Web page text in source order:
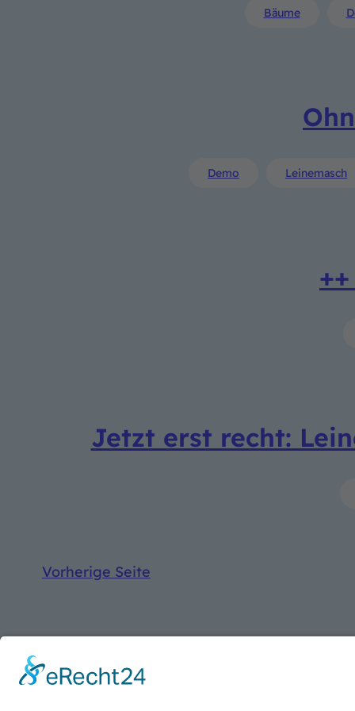
Bäume
Demo Leinemasch
Jetzt erst recht:
Vorherige Seite
SUCHE